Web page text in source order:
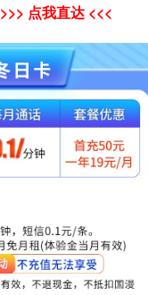
>>> 点我直达 <<<